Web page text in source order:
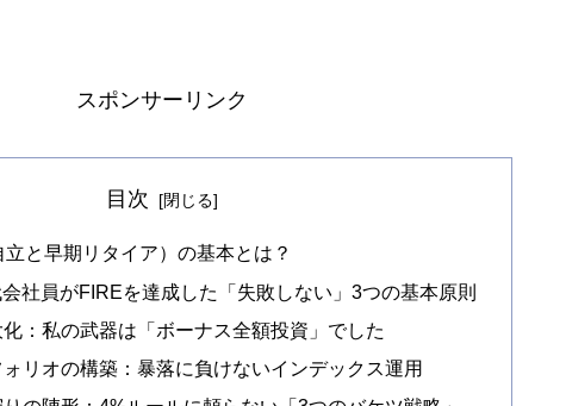
スポンサーリンク
目次
と早期リタイア）の基本とは？
会社員がFIREを達成した「失敗しない」3つの基本原則
：私の武器は「ボーナス全額投資」でした
リオの構築：暴落に負けないインデックス運用